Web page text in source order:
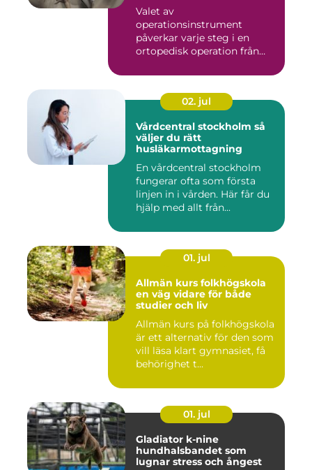
Valet av
operationsinstrument
påverkar varje steg i en
ortopedisk operation från
02. jul
Vårdcentral stockholm så
väljer du rätt
husläkarmottagning
En vårdcentral stockholm
fungerar ofta som första
linjen in i vården. Här får du
hjälp med allt från...
01. jul
Allmän kurs folkhögskola
en väg vidare för både
studier och liv
Allmän kurs på folkhögskola
är ett alternativ för den som
vill läsa klart gymnasiet, få
behörighet t...
01. jul
Gladiator k-nine
hundhalsbandet som
lugnar stress och ångest